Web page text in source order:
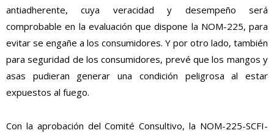
antiadherente, cuya veracidad y desempeño será
comprobable en la evaluación que dispone la NOM-225, para
evitar se engañe a los consumidores. Y por otro lado, también
para seguridad de los consumidores, prevé que los mangos y
asas pudieran generar una condición peligrosa al estar
expuestos al fuego.
Con la aprobación del Comité Consultivo, la NOM-225-SCFI-